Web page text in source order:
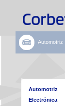
Automotriz
Automotriz
Electrónica